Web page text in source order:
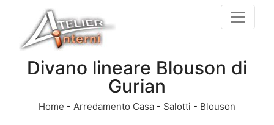
Divano lineare Blouson di
Gurian
Home - Arredamento Casa - Salotti - Blouson